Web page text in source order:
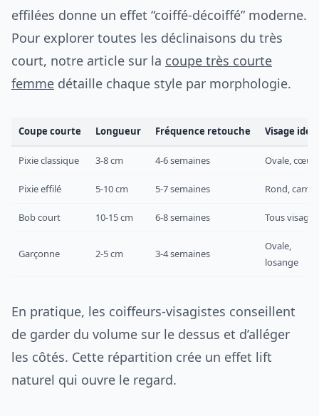
effilées donne un effet “coiffé-décoiffé” moderne.
Pour explorer toutes les déclinaisons du très
court, notre article sur la coupe très courte
femme détaille chaque style par morphologie.
Coupe courte Longueur Fréquence retouche Visage idéal
Pixie classique 3-8 cm 4-6 semaines Ovale, cœur
Pixie effilé 5-10 cm 5-7 semaines Rond, carré
Bob court 10-15 cm 6-8 semaines Tous visages
Garçonne 2-5 cm 3-4 semaines
Ovale,
losange
En pratique, les coiffeurs-visagistes conseillent
de garder du volume sur le dessus et d’alléger
les côtés. Cette répartition crée un effet lift
naturel qui ouvre le regard.